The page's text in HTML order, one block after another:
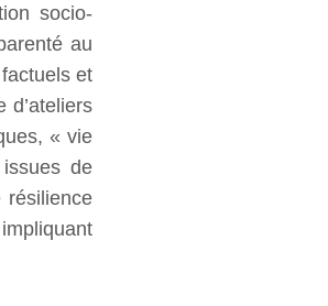
socio-
au
et
« vie
de
résilience